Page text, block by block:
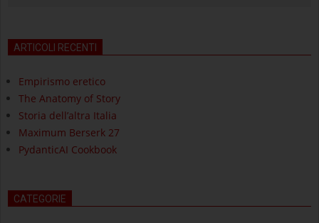
ARTICOLI RECENTI
Empirismo eretico
The Anatomy of Story
Storia dell’altra Italia
Maximum Berserk 27
PydanticAI Cookbook
CATEGORIE